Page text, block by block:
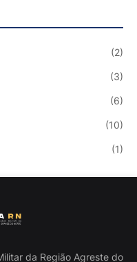
(2)
(3)
(6)
(10)
(1)
da Região Agreste do